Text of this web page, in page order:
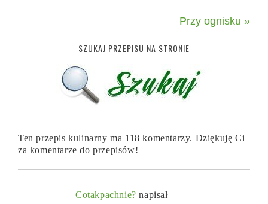
Przy ognisku »
SZUKAJ PRZEPISU NA STRONIE
Ten przepis kulinarny ma 118 komentarzy. Dziękuję Ci
za komentarze do przepisów!
Cotakpachnie? napisał